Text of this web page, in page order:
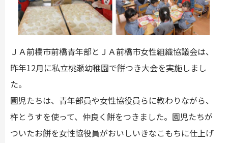
ＪＡ前橋市前橋青年部とＪＡ前橋市女性組織協議会は、
昨年12月に私立桃瀬幼稚園で餅つき大会を実施しまし
た。
園児たちは、青年部員や女性協役員らに教わりながら、
杵とうすを使って、仲良く餅をつきました。園児たちが
ついたお餅を女性協役員がおいしいきなこもちに仕上げ